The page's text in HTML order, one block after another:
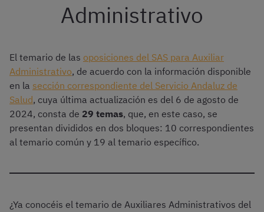
Administrativo
El temario de las oposiciones del SAS para Auxiliar
Administrativo, de acuerdo con la información disponible
en la sección correspondiente del Servicio Andaluz de
Salud, cuya última actualización es del 6 de agosto de
2024, consta de 29 temas, que, en este caso, se
presentan divididos en dos bloques: 10 correspondientes
al temario común y 19 al temario específico.
¿Ya conocéis el temario de Auxiliares Administrativos del